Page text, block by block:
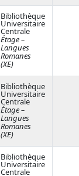
Bibliothèque
Universitaire
Centrale
Étage –
Langues
Romanes
(XE)
Bibliothèque
Universitaire
Centrale
Étage –
Langues
Romanes
(XE)
Bibliothèque
Universitaire
Centrale